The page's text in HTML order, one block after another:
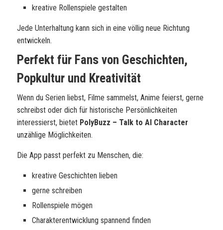
kreative Rollenspiele gestalten
Jede Unterhaltung kann sich in eine völlig neue Richtung
entwickeln.
Perfekt für Fans von Geschichten,
Popkultur und Kreativität
Wenn du Serien liebst, Filme sammelst, Anime feierst, gerne
schreibst oder dich für historische Persönlichkeiten
interessierst, bietet PolyBuzz – Talk to AI Character
unzählige Möglichkeiten.
Die App passt perfekt zu Menschen, die:
kreative Geschichten lieben
gerne schreiben
Rollenspiele mögen
Charakterentwicklung spannend finden